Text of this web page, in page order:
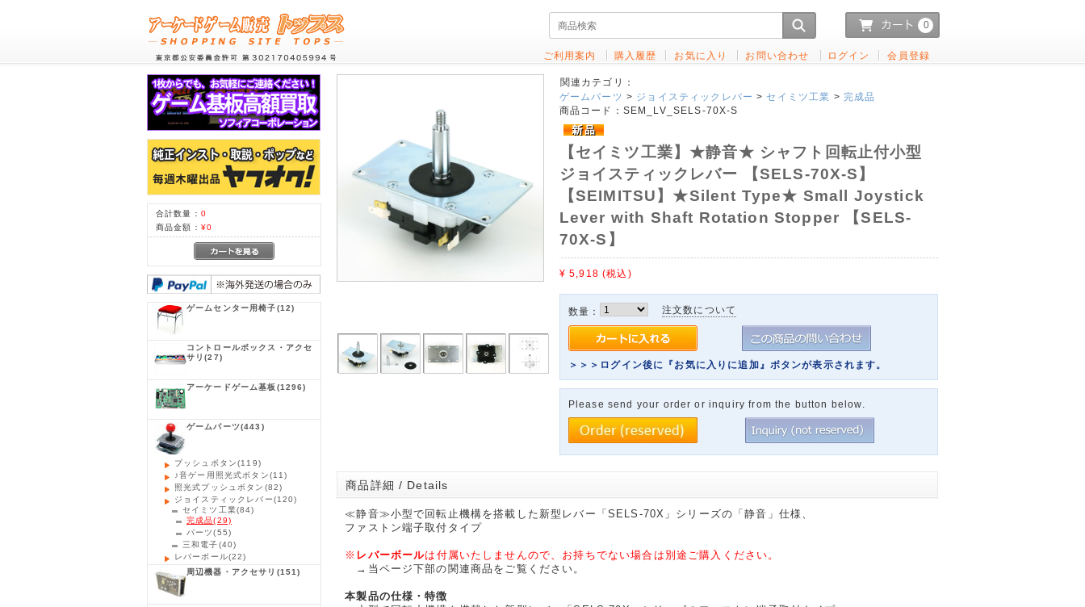
0
ご利用案内 購入履歴 お気に入り お問い合わせ ログイン 会員登録
合計数量： 0
商品金額： ¥0
ゲームセンター用椅子(12)
コントロールボックス・アクセ
サリ(27)
アーケードゲーム基板 (1296)
ゲームパーツ(443)
プッシュボタン(119)
♪音ゲー用照光式ボタン(11)
照光式プッシュボタン (82)
ジョイスティックレバー(120)
セイミツ工業(84)
完成品(29)
パーツ(55)
三和電子(40)
レバーボール(22)
周辺機器・アクセサリ (151)
関連カテゴリ：
ゲームパーツ > ジョイスティックレバー > セイミツ工業 > 完成品
商品コード： SEM_LV_SELS-70X-S
【セイミツ工業】★静音★ シャフト回転止付小型
ジョイスティックレバー 【SELS-70X-S】
【SEIMITSU】★Silent Type★ Small Joystick
Lever with Shaft Rotation Stopper 【SELS-
70X-S】
¥ 5,918(税込)
数量： 注文数について
＞＞＞ログイン後に『お気に入りに追加』ボタンが表示されます。
Please send your order or inquiry from the button below.
商品詳細 / Details
≪静音≫小型で回転止機構を搭載した新型レバー「SELS-70X」シリーズの「静音」仕様、
ファストン端子取付タイプ
※ レバーボールは付属いたしませんので、お持ちでない場合は別途ご購入ください。
→当ページ下部の関連商品をご覧ください。
本製品の仕様・特徴